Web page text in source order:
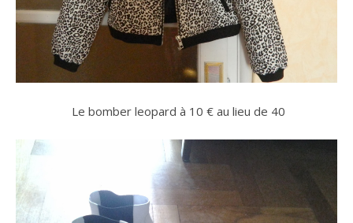
Le bomber leopard à 10 € au lieu de 40